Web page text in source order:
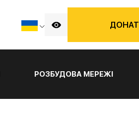
ДОНАТ
РОЗБУДОВА МЕРЕЖІ